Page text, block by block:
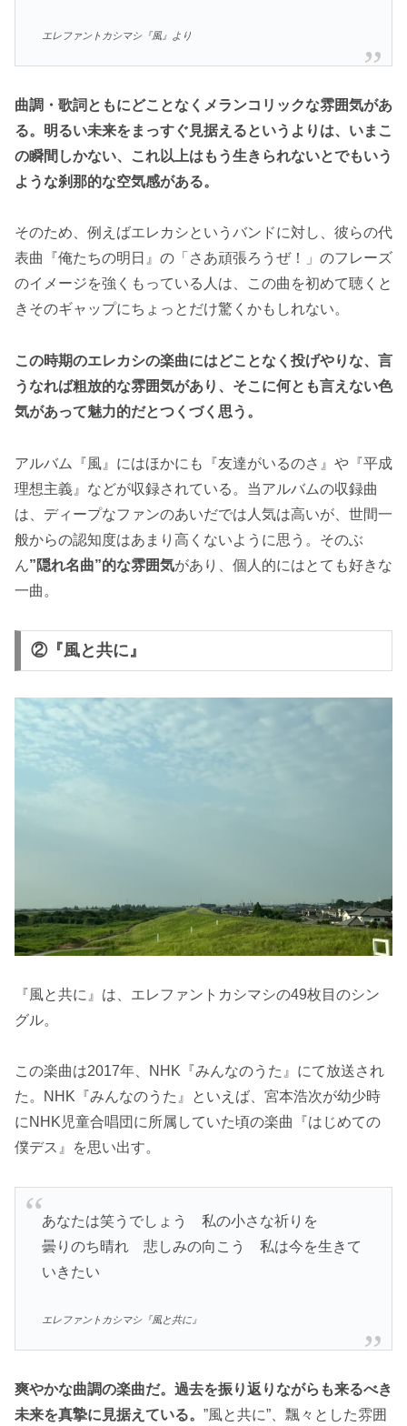
エレファントカシマシ『風』より
曲調・歌詞ともにどことなくメランコリックな雰囲気があ
る。明るい未来をまっすぐ見据えるというよりは、いまこ
の瞬間しかない、これ以上はもう生きられないとでもいう
ような刹那的な空気感がある。
そのため、例えばエレカシというバンドに対し、彼らの代
表曲『俺たちの明日』の「さあ頑張ろうぜ！」のフレーズ
のイメージを強くもっている人は、この曲を初めて聴くと
きそのギャップにちょっとだけ驚くかもしれない。
この時期のエレカシの楽曲にはどことなく投げやりな、言
うなれば粗放的な雰囲気があり、そこに何とも言えない色
気があって魅力的だとつくづく思う。
アルバム『風』にはほかにも『友達がいるのさ』や『平成
理想主義』などが収録されている。当アルバムの収録曲
は、ディープなファンのあいだでは人気は高いが、世間一
般からの認知度はあまり高くないように思う。そのぶ
ん”隠れ名曲”的な雰囲気があり、個人的にはとても好きな
一曲。
②『風と共に』
『風と共に』は、エレファントカシマシの49枚目のシン
グル。
この楽曲は2017年、NHK『みんなのうた』にて放送され
た。NHK『みんなのうた』といえば、宮本浩次が幼少時
にNHK児童合唱団に所属していた頃の楽曲『はじめての
僕デス』を思い出す。
あなたは笑うでしょう 私の小さな祈りを
曇りのち晴れ 悲しみの向こう 私は今を生きて
いきたい
エレファントカシマシ『風と共に』
爽やかな曲調の楽曲だ。過去を振り返りながらも来るべき
未来を真摯に見据えている。 ”風と共に”、飄々とした雰囲